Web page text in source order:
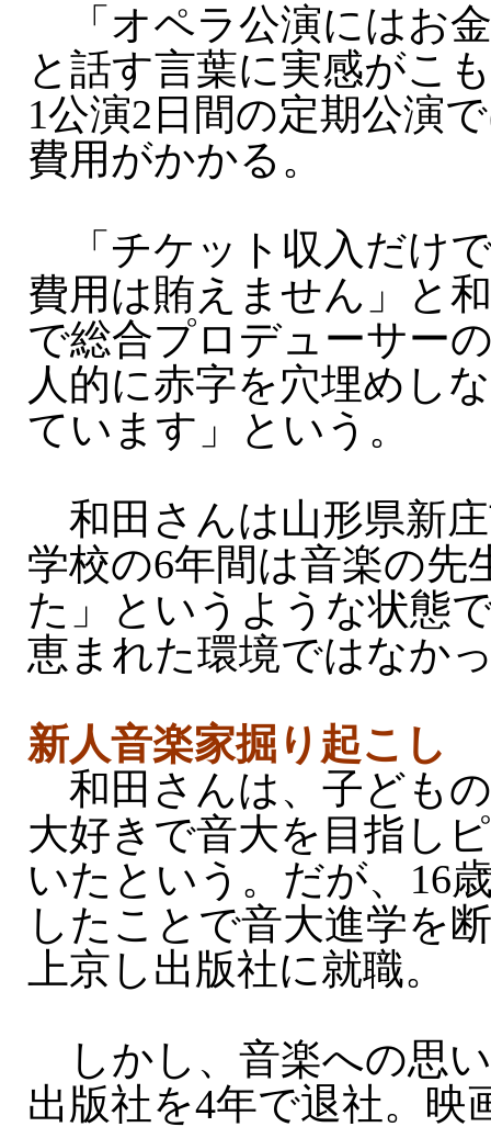
「オペラ公演にはお
と話す言葉に実感がこ
1公演2日間の定期公演
費用がかかる。
「チケット収入だけ
費用は賄えません」と
で総合プロデューサー
人的に赤字を穴埋めし
ています」という。
和田さんは山形県新
学校の6年間は音楽の先
た」というような状態
恵まれた環境ではなか
新人音楽家掘り起こし
和田さんは、子ども
大好きで音大を目指し
いたという。だが、16
したことで音大進学を
上京し出版社に就職。
しかし、音楽への思
出版社を4年で退社。映